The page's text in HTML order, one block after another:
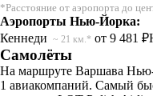
*Расстояние от аэропорта до
Аэропорты Нью-Йорка:
Кеннеди ~ 21 км.* от 9 481 ₽
Самолёты
На маршруте Варшава Нью-
1 авиакомпаний. Самый